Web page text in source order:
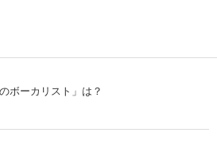
ボーカリスト」は？